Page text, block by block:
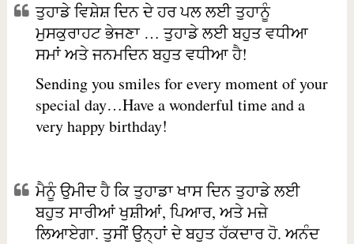
ਤੁਹਾਡੇ ਵਿਸ਼ੇਸ਼ ਦਿਨ ਦੇ ਹਰ ਪਲ ਲਈ ਤੁਹਾਨੂੰ
ਮੁਸਕੁਰਾਹਟ ਭੇਜਣਾ … ਤੁਹਾਡੇ ਲਈ ਬਹੁਤ ਵਧੀਆ
ਸਮਾਂ ਅਤੇ ਜਨਮਦਿਨ ਬਹੁਤ ਵਧੀਆ ਹੈ!
Sending you smiles for every moment of your
special day…Have a wonderful time and a
very happy birthday!
ਮੈਨੂੰ ਉਮੀਦ ਹੈ ਕਿ ਤੁਹਾਡਾ ਖਾਸ ਦਿਨ ਤੁਹਾਡੇ ਲਈ
ਬਹੁਤ ਸਾਰੀਆਂ ਖੁਸ਼ੀਆਂ, ਪਿਆਰ, ਅਤੇ ਮਜ਼ੇ
ਲਿਆਏਗਾ. ਤੁਸੀਂ ਉਨ੍ਹਾਂ ਦੇ ਬਹੁਤ ਹੱਕਦਾਰ ਹੋ. ਅਨੰਦ